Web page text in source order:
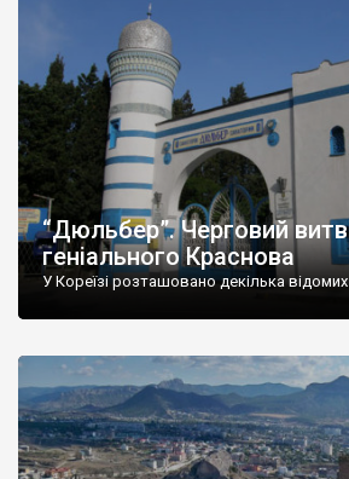
“Дюльбер”. Черговий
геніального Краснова
У Кореїзі розташовано декілька